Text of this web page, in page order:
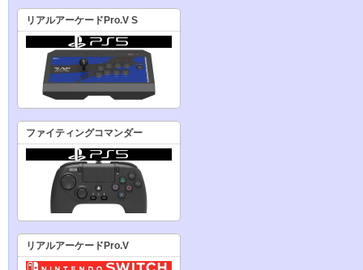
リアルアーケードPro.V S
ファイティングコマンダー
リアルアーケードPro.V